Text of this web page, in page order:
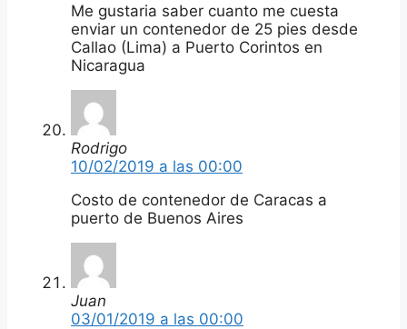
Me gustaria saber cuanto me cuesta
enviar un contenedor de 25 pies desde
Callao (Lima) a Puerto Corintos en
Nicaragua
Rodrigo
10/02/2019 a las 00:00
Costo de contenedor de Caracas a
puerto de Buenos Aires
Juan
03/01/2019 a las 00:00